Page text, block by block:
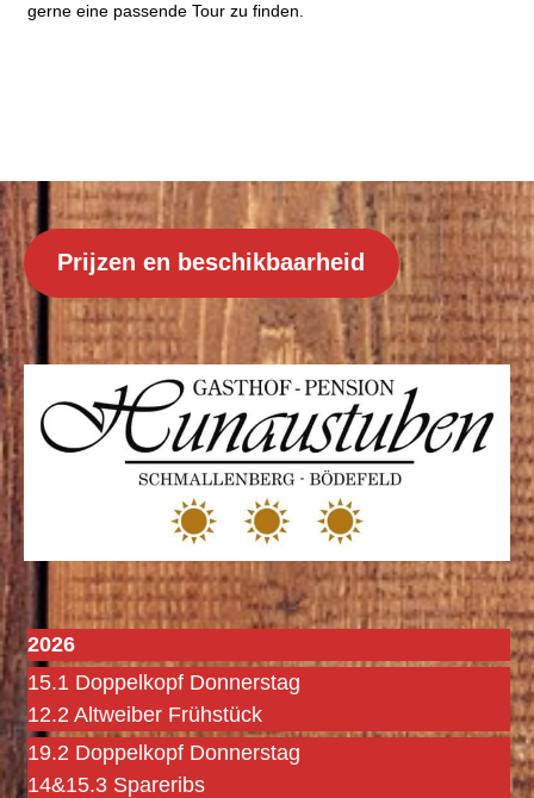
gerne eine passende Tour zu finden.
Prijzen en beschikbaarheid
2026
15.1 Doppelkopf Donnerstag
12.2 Altweiber Frühstück
19.2 Doppelkopf Donnerstag
14&15.3 Spareribs